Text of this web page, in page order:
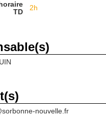
TD
2h
nouvelle.fr